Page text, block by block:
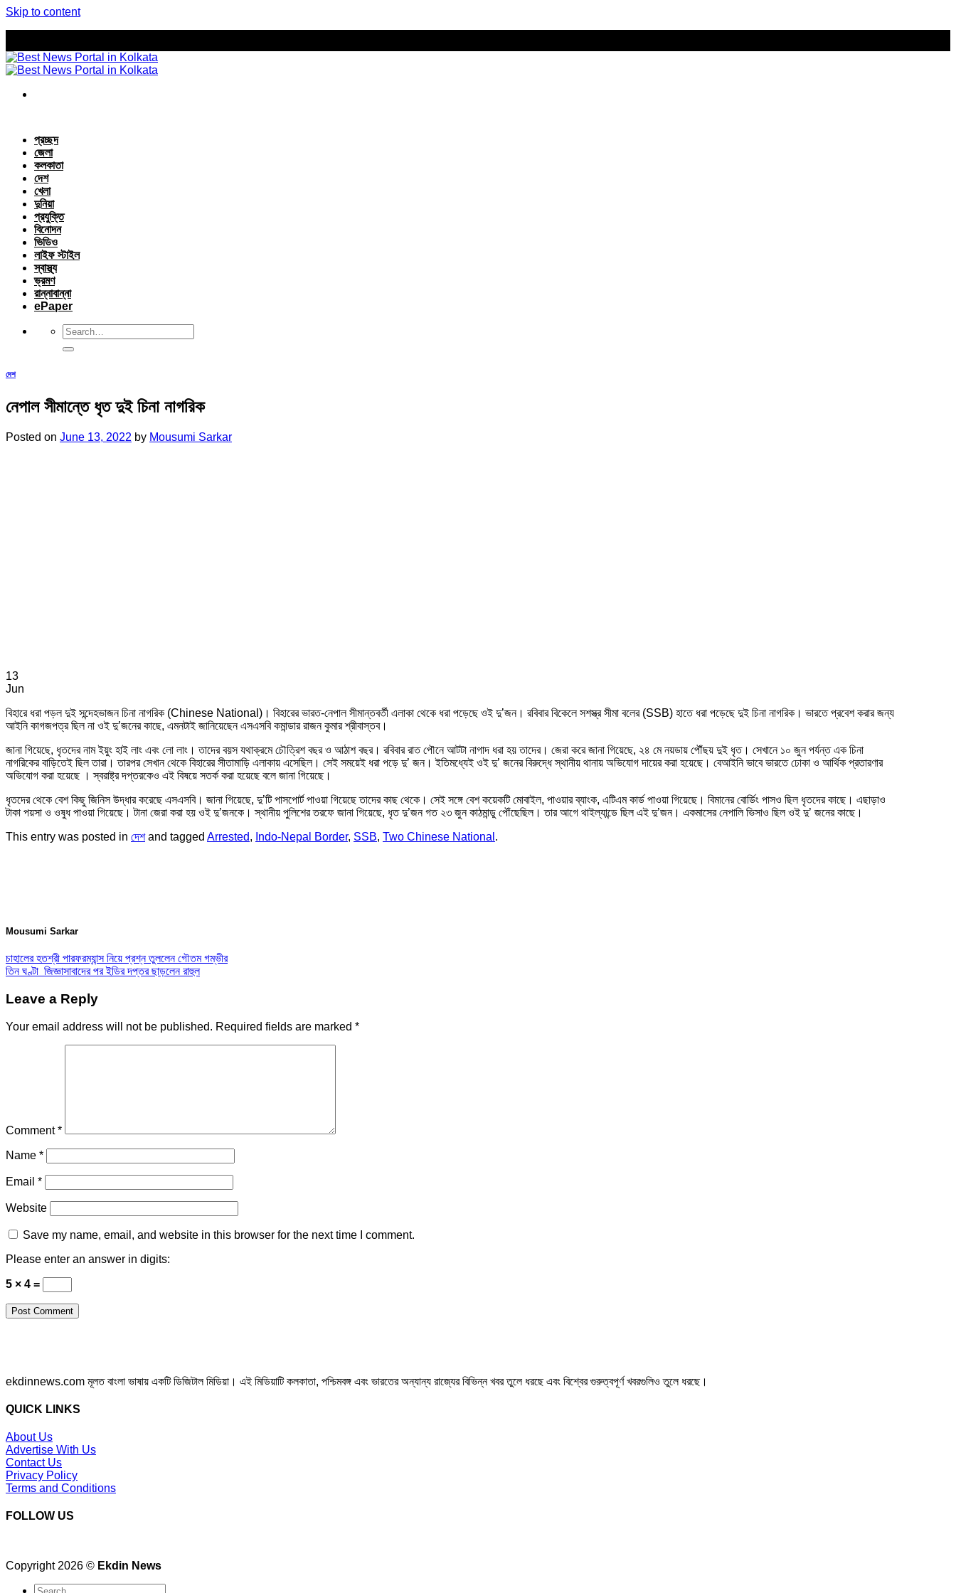
Skip to content
প্রচ্ছদ
জেলা
কলকাতা
দেশ
খেলা
দুনিয়া
প্রযুক্তি
বিনোদন
ভিডিও
লাইফ স্টাইল
স্বাস্থ্য
ভ্রমণ
রান্নাবান্না
ePaper
দেশ
নেপাল সীমান্তে ধৃত দুই চিনা নাগরিক
Posted on June 13, 2022 by Mousumi Sarkar
13
Jun
বিহারে ধরা পড়ল দুই সন্দেহভাজন চিনা নাগরিক (Chinese National)। বিহারের ভারত-নেপাল সীমান্তবর্তী এলাকা থেকে ধরা পড়েছে ওই দু’জন। রবিবার বিকেলে সশস্ত্র সীমা বলের (SSB) হাতে ধরা পড়েছে দুই চিনা নাগরিক। ভারতে প্রবেশ করার জন্য
আইনি কাগজপত্র ছিল না ওই দু’জনের কাছে, এমনটাই জানিয়েছেন এসএসবি কমান্ডার রাজন কুমার শ্রীবাস্তব।
জানা গিয়েছে, ধৃতদের নাম ইয়ুং হাই লাং এবং লো লাং। তাদের বয়স যথাক্রমে চৌত্রিশ বছর ও আঠাশ বছর। রবিবার রাত পৌনে আটটা নাগাদ ধরা হয় তাদের। জেরা করে জানা গিয়েছে, ২৪ মে নয়ডায় পৌঁছয় দুই ধৃত। সেখানে ১০ জুন পর্যন্ত এক চিনা
নাগরিকের বাড়িতেই ছিল তারা। তারপর সেখান থেকে বিহারের সীতামাড়ি এলাকায় এসেছিল। সেই সময়েই ধরা পড়ে দু’ জন। ইতিমধ্যেই ওই দু’ জনের বিরুদ্ধে স্থানীয় থানায় অভিযোগ দায়ের করা হয়েছে। বেআইনি ভাবে ভারতে ঢোকা ও আর্থিক প্রতারণার
অভিযোগ করা হয়েছে । স্বরাষ্ট্র দপ্তরকেও এই বিষয়ে সতর্ক করা হয়েছে বলে জানা গিয়েছে।
ধৃতদের থেকে বেশ কিছু জিনিস উদ্ধার করেছে এসএসবি। জানা গিয়েছে, দু’টি পাসপোর্ট পাওয়া গিয়েছে তাদের কাছ থেকে। সেই সঙ্গে বেশ কয়েকটি মোবাইল, পাওয়ার ব্যাংক, এটিএম কার্ড পাওয়া গিয়েছে। বিমানের বোর্ডিং পাসও ছিল ধৃতদের কাছে। এছাড়াও
টাকা পয়সা ও ওষুধ পাওয়া গিয়েছে। টানা জেরা করা হয় ওই দু’জনকে। স্থানীয় পুলিশের তরফে জানা গিয়েছে, ধৃত দু’জন গত ২৩ জুন কাঠমান্ডু পৌঁছেছিল। তার আগে থাইল্যান্ডে ছিল এই দু’জন। একমাসের নেপালি ভিসাও ছিল ওই দু’ জনের কাছে।
This entry was posted in দেশand tagged Arrested, Indo-Nepal Border, SSB, Two Chinese National .
Mousumi Sarkar
চাহালের হতশ্রী পারফরম্যান্স নিয়ে প্রশ্ন তুললেন গৌতম গম্ভীর
তিন ঘণ্টা জিজ্ঞাসাবাদের পর ইডির দপ্তর ছাড়লেন রাহুল
Leave a Reply
Your email address will not be published. Required fields are marked *
Comment*
Name *
Email *
Website
Save my name, email, and website in this browser for the next time I comment.
Please enter an answer in digits:
5 × 4 =
ekdinnews.com মূলত বাংলা ভাষায় একটি ডিজিটাল মিডিয়া। এই মিডিয়াটি কলকাতা, পশ্চিমবঙ্গ এবং ভারতের অন্যান্য রাজ্যের বিভিন্ন খবর তুলে ধরছে এবং বিশ্বের গুরুত্বপূর্ণ খবরগুলিও তুলে ধরছে।
QUICK LINKS
About Us
Advertise With Us
Contact Us
Privacy Policy
Terms and Conditions
FOLLOW US
Copyright 2026 © Ekdin News